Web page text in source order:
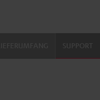
SUPPORT